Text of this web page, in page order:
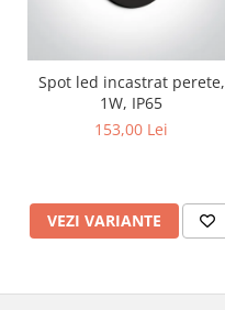
Spot led incastrat perete,
1W, IP65
153,00 Lei
VEZI VARIANTE